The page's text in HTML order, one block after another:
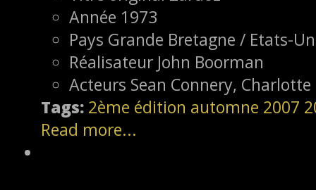
Année 1973
Pays Grande Bretagne / Etats-
Réalisateur John Boorman
Acteurs Sean Connery,
Tags: 2ème édition automne 2007
Read more...